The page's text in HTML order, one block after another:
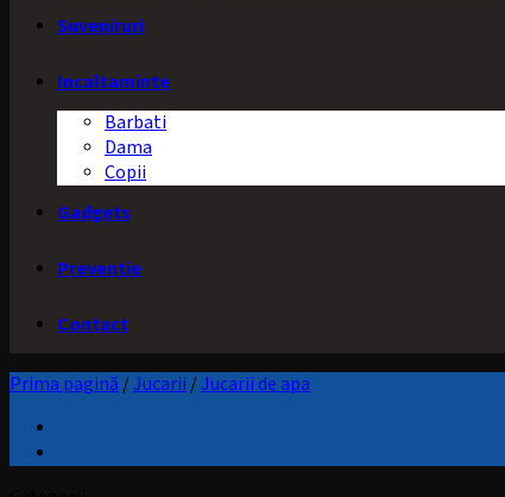
Suveniruri
Incaltaminte
Barbati
Dama
Copii
Gadgets
Preventie
Contact
Prima pagină /Jucarii /Jucarii de apa